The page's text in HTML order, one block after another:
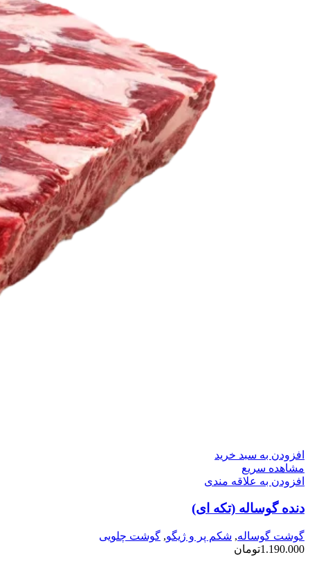
افزودن به سبد خرید
مشاهده سریع
افزودن به علاقه مندی
دنده گوساله (تکه ای)
گوشت گوساله, شکم پر و ژیگو, گوشت چلویی
1.190.000تومان